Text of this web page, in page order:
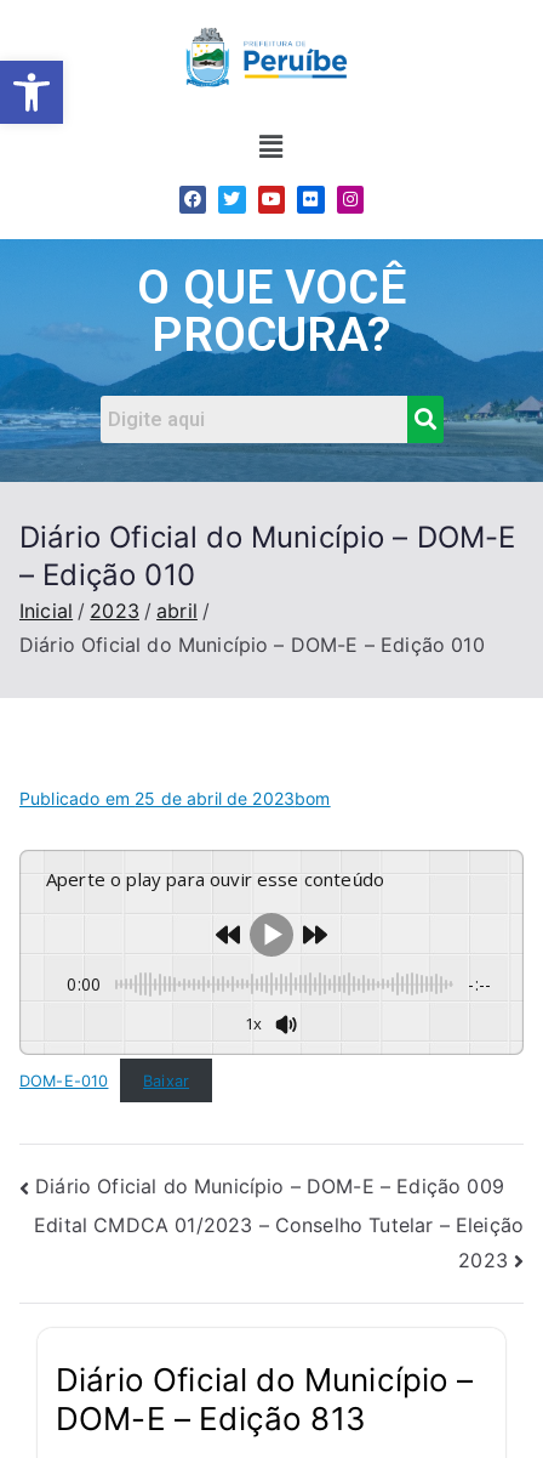
Barra de Ferramentas
O QUE VOCÊ
PROCURA?
Diário Oficial do Município – DOM-E
– Edição 010
Inicial 2023
abril
Diário Oficial do Município – DOM-E – Edição 010
Publicado em 25 de abril de 2023bom
Aperte o play para ouvir esse conteúdo
0:00 -:--
1x
DOM-E-010 Baixar
Diário Oficial do Município – DOM-E – Edição 009
Edital CMDCA 01/2023 – Conselho Tutelar – Eleição
2023
Diário Oficial do Município –
DOM-E – Edição 813